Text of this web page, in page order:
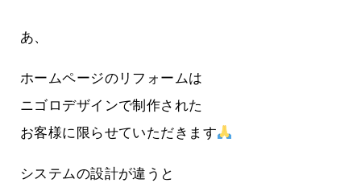
あ、
ホームページのリフォームは
ニゴロデザインで制作された
お客様に限らせていただきます
システムの設計が違うと